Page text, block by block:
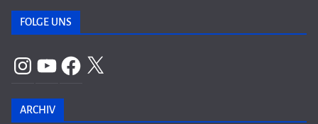
FOLGE UNS
InstagramYouTubeFacebook
X
ARCHIV